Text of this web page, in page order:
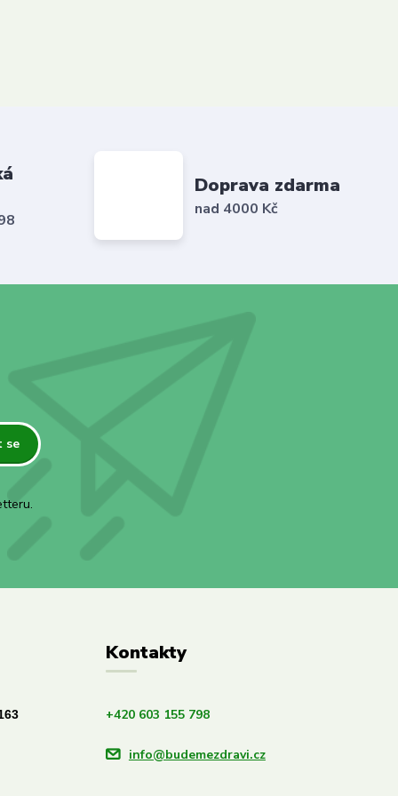
Doprava zdarma
nad 4000 Kč
se
Kontakty
+420 603 155 798
info@budemezdravi.cz